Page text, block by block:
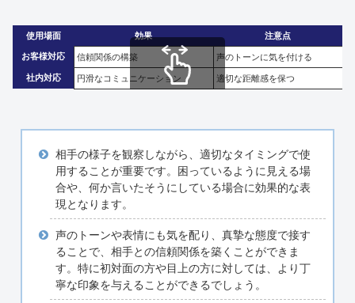
使用場面 効果 注意点
お客様対応 信頼関係の構築 声のトーンに気を付ける
社内対応 円滑なコミュニケーション 適切な距離感を保つ
相手の様子を観察しながら、適切なタイミングで使
用することが重要です。困っているように見える場
合や、何か言いたそうにしている場合に効果的な表
現となります。
声のトーンや表情にも気を配り、真摯な態度で接す
ることで、相手との信頼関係を築くことができま
す。特に初対面の方や目上の方に対しては、より丁
寧な印象を与えることができるでしょう。